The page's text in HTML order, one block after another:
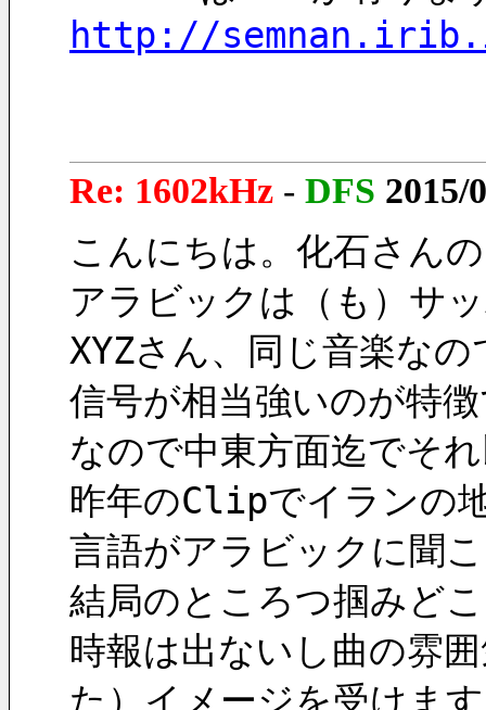
http://
Re: 1602kHz - DFS 2015/
こんにちは。化石さん
アラビックは（も）サ
XYZさん、同じ音楽な
信号が相当強いのが特
なので中東方面迄でそ
昨年のClipでイランの
言語がアラビックに聞
結局のところつ掴みど
時報は出ないし曲の雰
た）イメージを受けま